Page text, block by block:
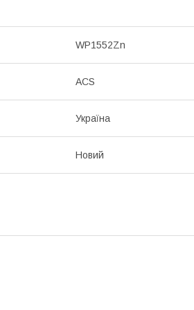
WP1552Zn
ACS
Україна
Новий